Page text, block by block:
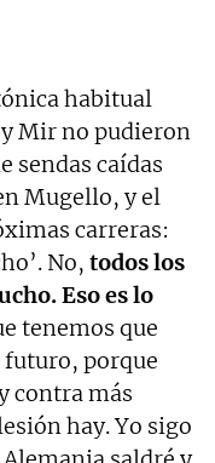
habitual
y Mir no pudieron
sendas caídas
Mugello, y el
carreras:
No, todos los
Eso es lo
tenemos que
futuro, porque
contra más
hay. Yo sigo